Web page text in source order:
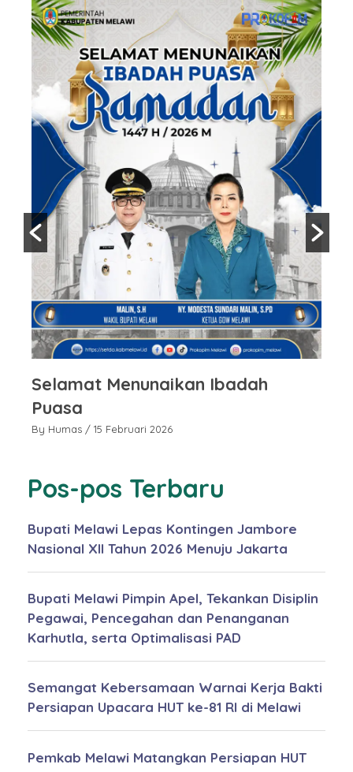
Selamat Menunaikan Ibadah
Puasa
By Humas / 15 Februari 2026
Pos-pos Terbaru
Bupati Melawi Lepas Kontingen Jambore
Nasional XII Tahun 2026 Menuju Jakarta
Bupati Melawi Pimpin Apel, Tekankan Disiplin
Pegawai, Pencegahan dan Penanganan
Karhutla, serta Optimalisasi PAD
Semangat Kebersamaan Warnai Kerja Bakti
Persiapan Upacara HUT ke-81 RI di Melawi
Pemkab Melawi Matangkan Persiapan HUT